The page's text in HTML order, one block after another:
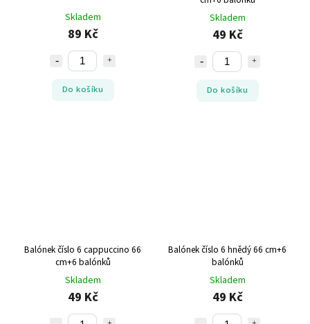
Skladem
89 Kč
Do košíku
Skladem
49 Kč
Do košíku
Balónek číslo 6 cappuccino 66
cm+6 balónků
Skladem
49 Kč
Balónek číslo 6 hnědý 66 cm+6
balónků
Skladem
49 Kč